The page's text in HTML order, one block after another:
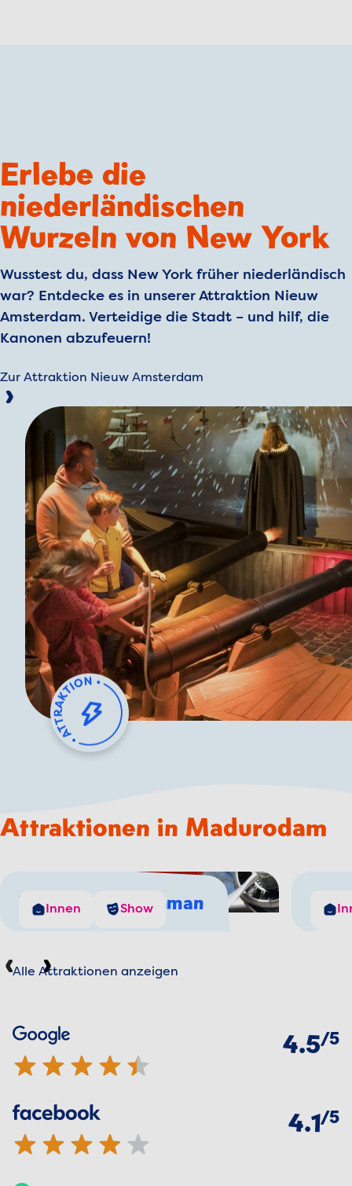
Erlebe die
niederländischen
Wurzeln von New York
Wusstest du, dass New York früher niederländisch
war? Entdecke es in unserer Attraktion Nieuw
Amsterdam. Verteidige die Stadt – und hilf, die
Kanonen abzufeuern!
Zur Attraktion Nieuw Amsterdam
Attraktionen in Madurodam
Alle Attraktionen anzeigen
The Flying Dutchman
Innen Show
Bewertungen
Google
4.5 von 5 Sternen 4.5
von 5
Facebook
4.1 von 5 Sternen 4.1
von 5